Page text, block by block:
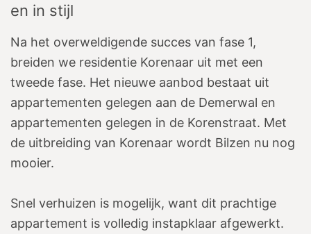
en in stijl
Na het overweldigende succes van fase 1,
breiden we residentie Korenaar uit met een
tweede fase. Het nieuwe aanbod bestaat uit
appartementen gelegen aan de Demerwal en
appartementen gelegen in de Korenstraat. Met
de uitbreiding van Korenaar wordt Bilzen nu nog
mooier.
Snel verhuizen is mogelijk, want dit prachtige
appartement is volledig instapklaar afgewerkt.